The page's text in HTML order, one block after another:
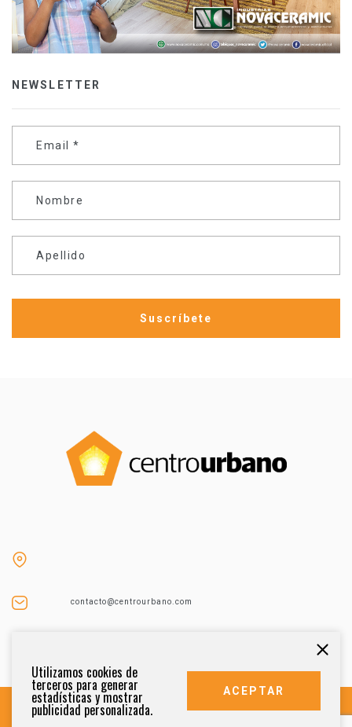
NEWSLETTER
Email *
Nombre
Apellido
contacto@centrourbano.com
Utilizamos cookies de
terceros para generar
estadísticas y mostrar
publicidad personalizada.
ACEPTAR